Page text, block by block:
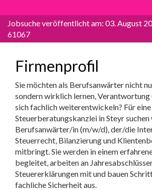
Jobsuche veröffentlicht am: 03. August
61067
Firmenprofil
Sie möchten als Berufsanwärter nicht
sondern wirklich lernen, Verantwortung
sich fachlich weiterentwickeln? Für
Steuerberatungskanzlei in Steyr suchen
Berufsanwärter/in (m/w/d), der/die
Steuerrecht, Bilanzierung und
mitbringt. Sie werden in einem
begleitet, arbeiten an
Steuererklärungen mit und bauen
fachliche Sicherheit aus.